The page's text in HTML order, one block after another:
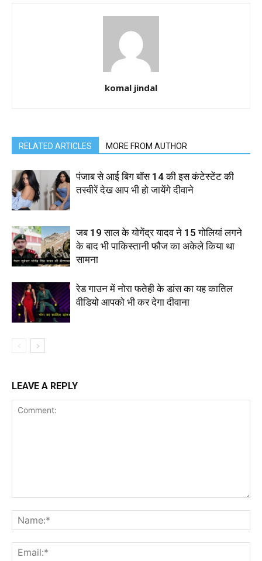
komal jindal
RELATED ARTICLES MORE FROM AUTHOR
पंजाब से आई बिग बॉस 14 की इस कंटेस्टेंट की
तस्वीरें देख आप भी हो जायेंगे दीवाने
जब 19 साल के योगेंद्र यादव ने 15 गोलियां लगने
के बाद भी पाकिस्तानी फौज का अकेले किया था
सामना
रेड गाउन में नोरा फतेही के डांस का यह कातिल
वीडियो आपको भी कर देगा दीवाना
LEAVE A REPLY